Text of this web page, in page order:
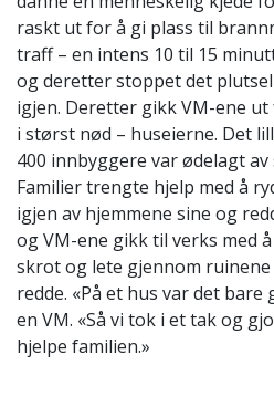
raskt ut for å gi plass til
traff – en intens 10 til 15
og deretter stoppet det
igjen. Deretter gikk VM-ene
i størst nød – huseierne. Det
400 innbyggere var ødelagt
Familier trengte hjelp med å
igjen av hjemmene sine og
og VM-ene gikk til verks med
skrot og lete gjennom
redde. «På et hus var det
en VM. «Så vi tok i et tak og
hjelpe familien.»